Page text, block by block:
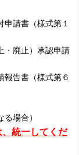
請書（様式第１
・廃止）承認申請
告書（様式第６
場合）
統一してくだ